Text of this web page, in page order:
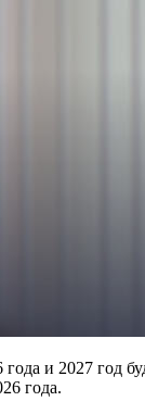
и 2027 год
года.